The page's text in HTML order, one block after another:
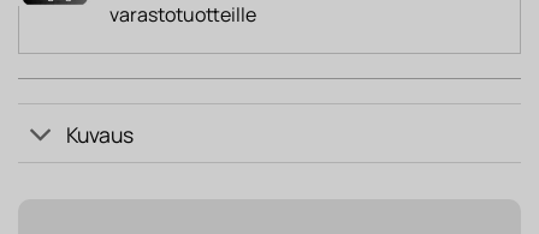
varastotuotteille
Kuvaus